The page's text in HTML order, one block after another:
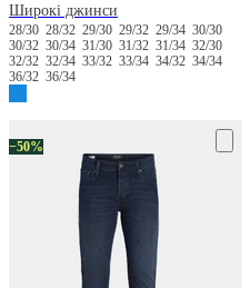
Широкі джинси
28/30 28/32 29/30 29/32 29/34 30/30
30/32 30/34 31/30 31/32 31/34 32/30
32/32 32/34 33/32 33/34 34/32 34/34
36/32 36/34
−50%